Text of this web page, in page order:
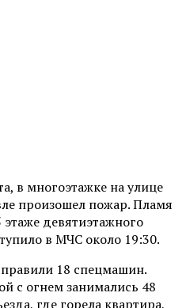
в многоэтажке на улице
произошел пожар. Пламя
девятиэтажного
в МЧС около 19:30.
18 спецмашин.
с огнем занимались 48
где горела квартира,